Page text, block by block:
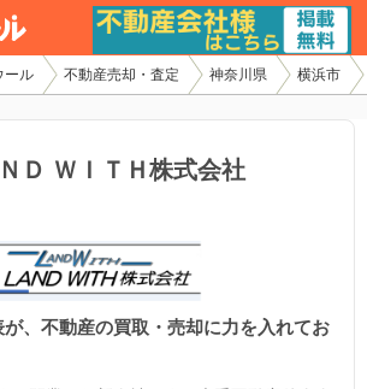
ール 不動産売却・査定 神奈川県 横浜市
Ｄ ＷＩＴＨ株式会社
、不動産の買取・売却に力を入れてお
の不動産会社様
査定
ー